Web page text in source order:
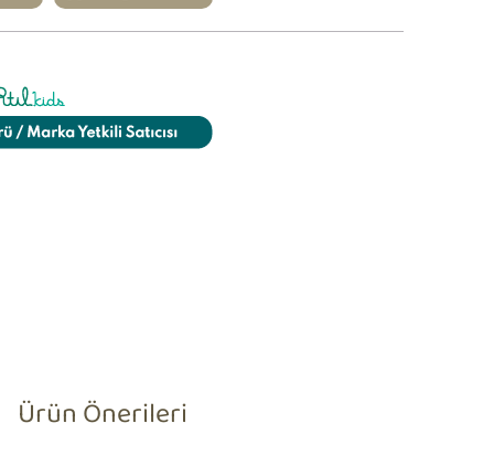
Ürün Önerileri